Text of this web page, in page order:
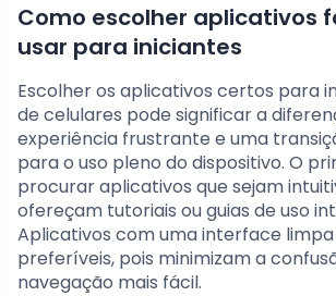
Como escolher aplicativos
usar para iniciantes
Escolher os aplicativos certos para
de celulares pode significar a
experiência frustrante e uma
para o uso pleno do dispositivo. O
procurar aplicativos que sejam
ofereçam tutoriais ou guias de uso
Aplicativos com uma interface limpa
preferíveis, pois minimizam a
navegação mais fácil.